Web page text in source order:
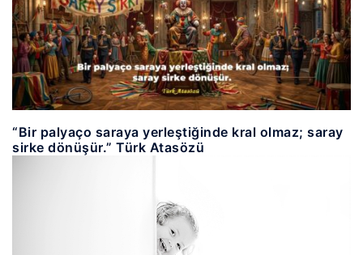
“Bir palyaço saraya yerleştiğinde kral olmaz; saray
sirke dönüşür.” Türk Atasözü